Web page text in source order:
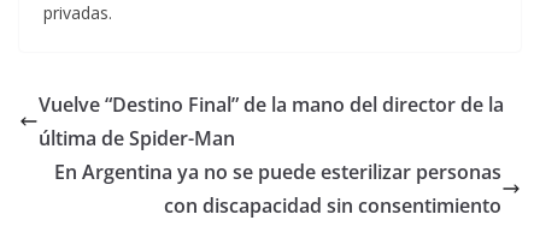
privadas.
Vuelve “Destino Final” de la mano del director de la
última de Spider-Man
En Argentina ya no se puede esterilizar personas
con discapacidad sin consentimiento